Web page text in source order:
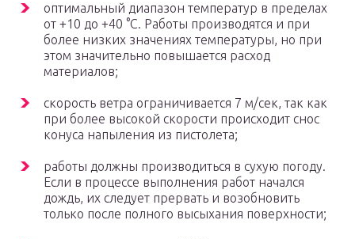
оптимальный диапазон температур в пределах
от +10 до +40 °С. Работы производятся и при
более низких значениях температуры, но при
этом значительно повышается расход
материалов;
скорость ветра ограничивается 7 м/сек, так как
при более высокой скорости происходит снос
конуса напыления из пистолета;
работы должны производиться в сухую погоду.
Если в процессе выполнения работ начался
дождь, их следует прервать и возобновить
только после полного высыхания поверхности;